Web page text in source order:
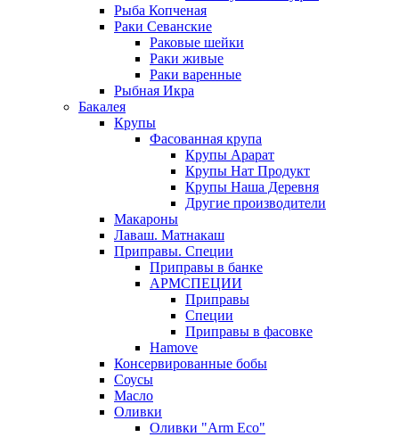
Рыба Копченая
Раки Севанские
Раковые шейки
Раки живые
Раки варенные
Рыбная Икра
Бакалея
Крупы
Фасованная крупа
Крупы Арарат
Крупы Нат Продукт
Крупы Наша Деревня
Другие производители
Макароны
Лаваш. Матнакаш
Приправы. Специи
Приправы в банке
АРМСПЕЦИИ
Приправы
Специи
Приправы в фасовке
Hamove
Консервированные бобы
Соусы
Масло
Оливки
Оливки "Arm Eco"